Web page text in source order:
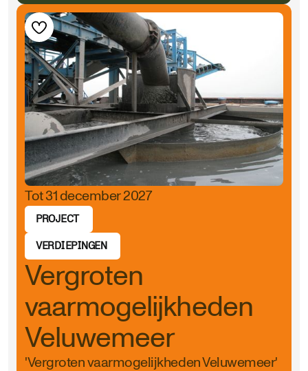
Tot 31 december 2027
PROJECT
VERDIEPINGEN
Vergroten
vaarmogelijkheden
Veluwemeer
'Vergroten vaarmogelijkheden Veluwemeer'